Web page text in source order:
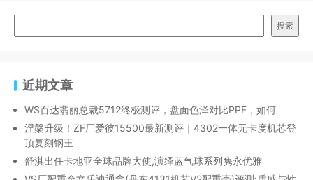
搜索
近期文章
WS百达翡丽总裁5712终极测评，盘面色泽对比PPF，如何
涅槃升级！ZF厂爱彼15500最新测评｜4302一体无卡度机芯登
顶复刻钢王
舒淇出任卡地亚全球品牌大使,演绎蓝气球系列隽永优雅